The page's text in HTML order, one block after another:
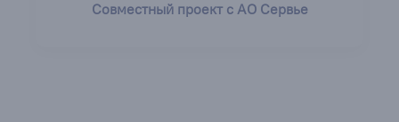
Совместный проект с АО Сервье